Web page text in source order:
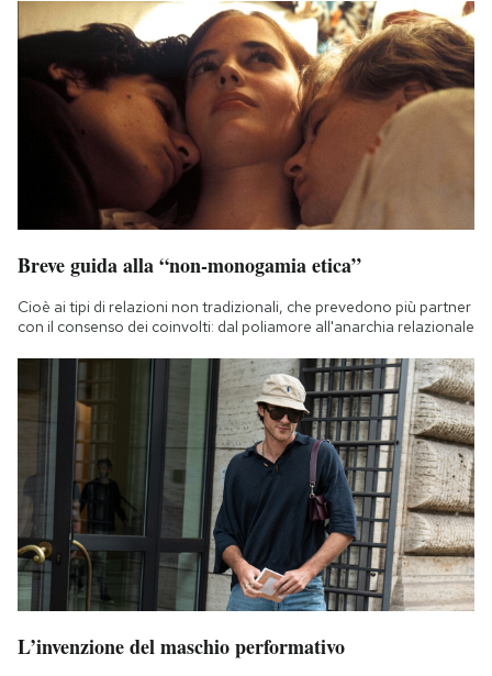
Breve guida alla “non-monogamia etica”
Cioè ai tipi di relazioni non tradizionali, che prevedono più partner
con il consenso dei coinvolti: dal poliamore all'anarchia relazionale
L’invenzione del maschio performativo